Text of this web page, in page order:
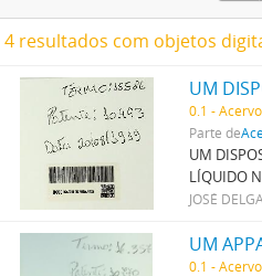
4 resultados com objetos
0.1 -
Parte de
UM
LÍQUIDO
JOSÉ
0.1 -